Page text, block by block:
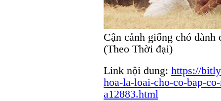
Cận cảnh giống chó dành
(Theo Thời đại)
Link nội dung: https://
hoa-la-loai-cho-co-bap-
a12883.html